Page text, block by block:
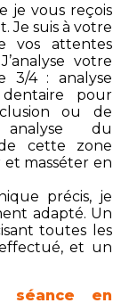
je vous reçois
Je suis à votre
vos attentes
votre
3/4 : analyse
pour
ou de
analyse du
cette zone
masséter en
précis, je
adapté. Un
toutes les
et un
en